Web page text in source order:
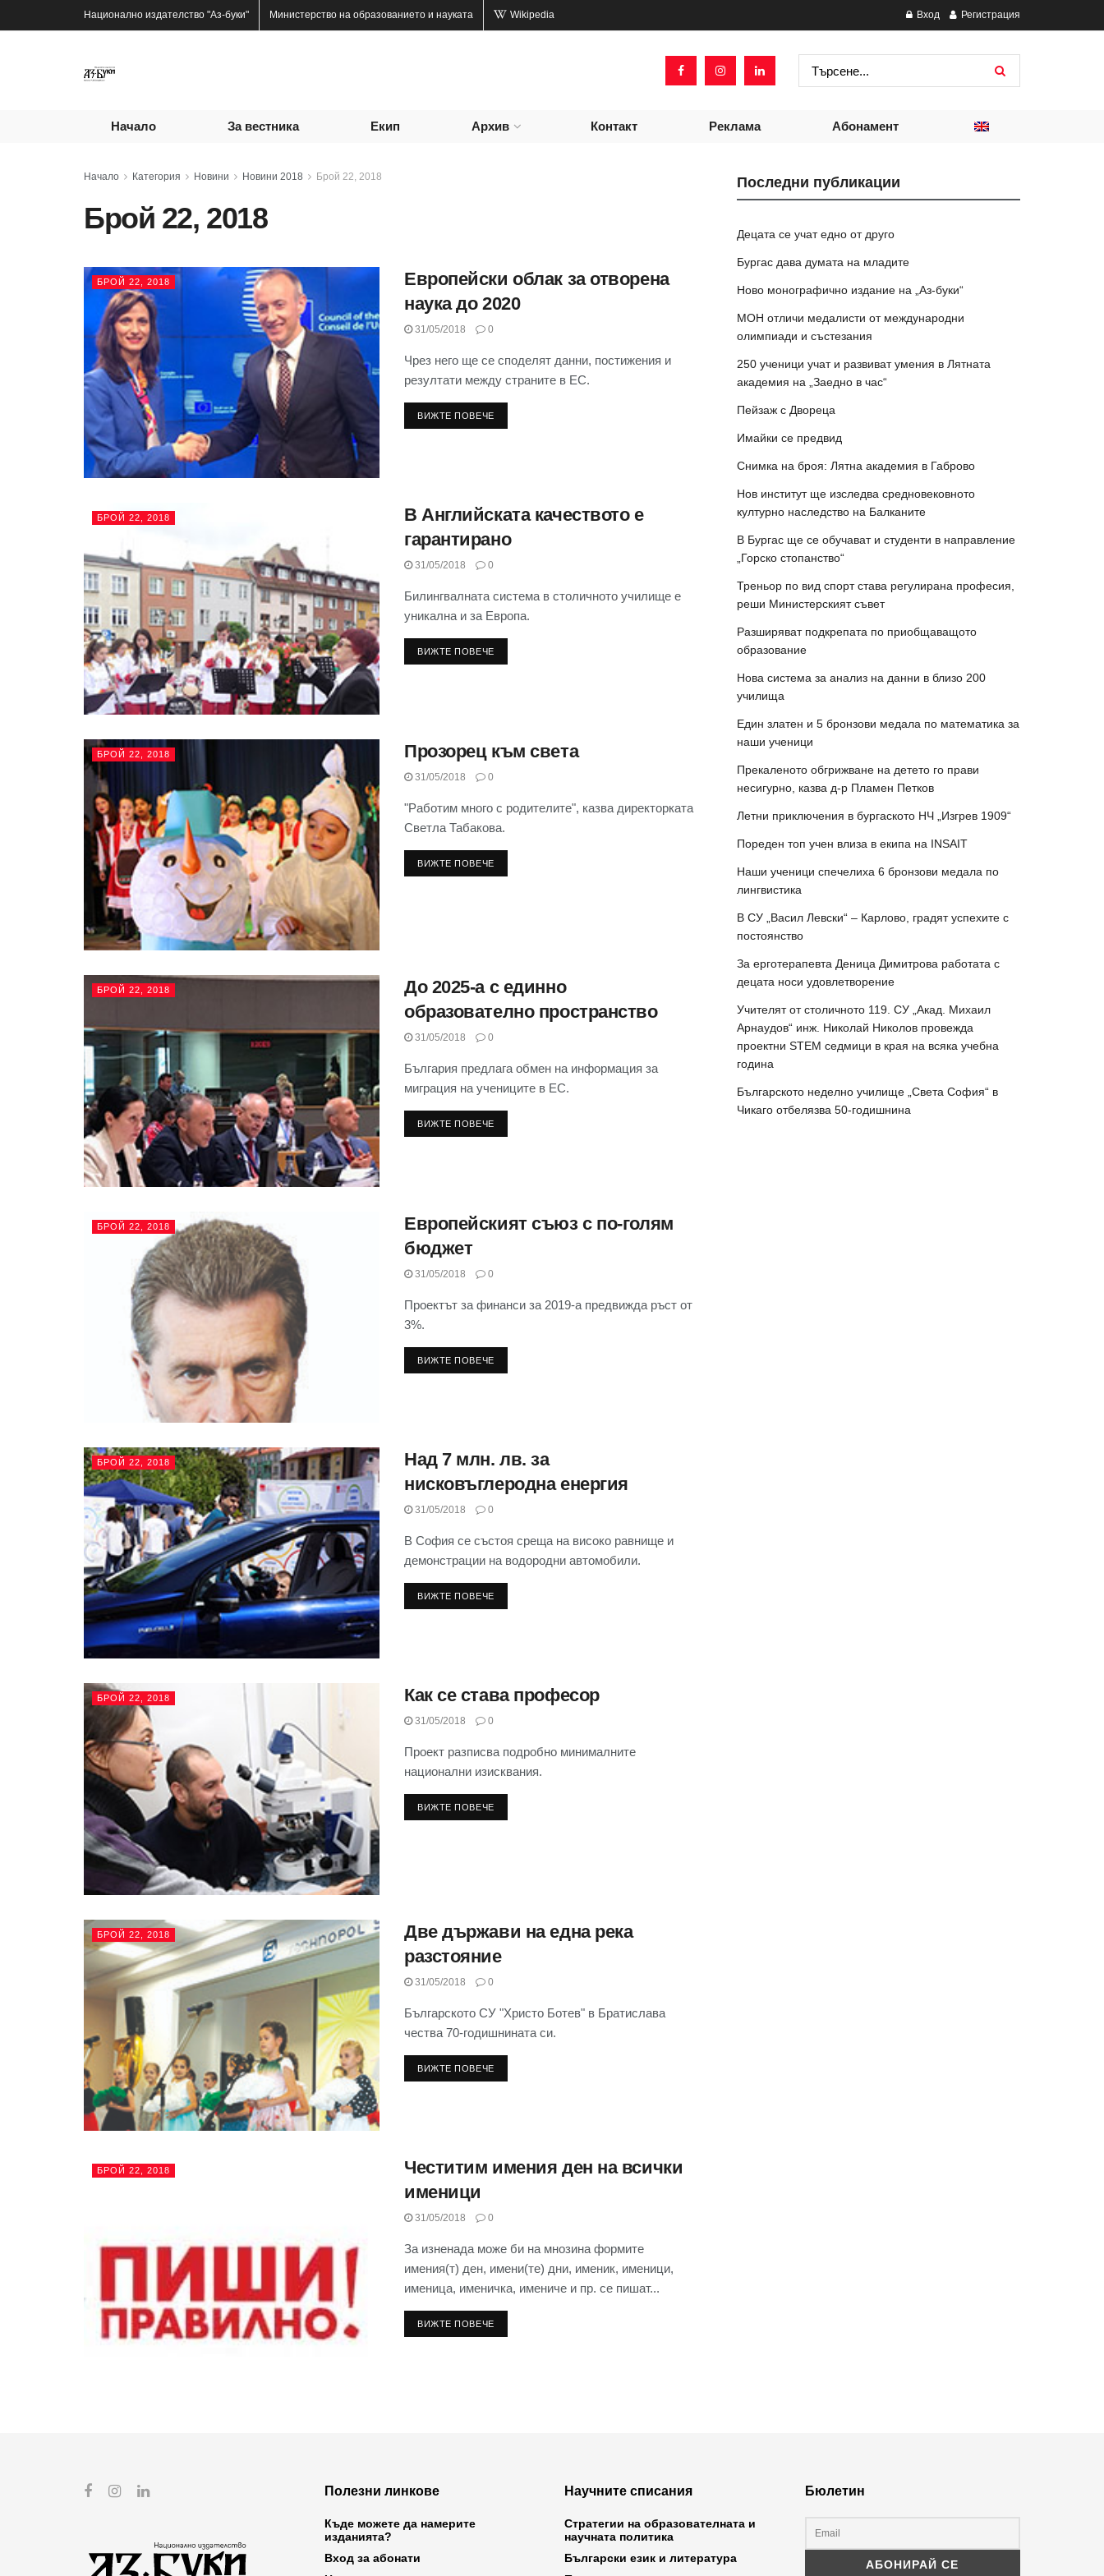
Национално издателство "Аз-буки" Министерство на образованието и науката Wikipedia Вход Регистрация
Начало За вестника Екип Архив Контакт Реклама Абонамент
Начало Категория Новини Новини 2018 Брой 22, 2018
Брой 22, 2018
БРОЙ 22, 2018
Европейски облак за отворена
наука до 2020
31/05/2018 0
Чрез него ще се споделят данни, постижения и
резултати между страните в ЕС.
ВИЖТЕ ПОВЕЧЕ
БРОЙ 22, 2018
В Английската качеството е
гарантирано
31/05/2018 0
Билингвалната система в столичното училище е
уникална и за Европа.
ВИЖТЕ ПОВЕЧЕ
БРОЙ 22, 2018 Прозорец към света
31/05/2018 0
"Работим много с родителите", казва директорката
Светла Табакова.
ВИЖТЕ ПОВЕЧЕ
БРОЙ 22, 2018
До 2025-а с единно
образователно пространство
31/05/2018 0
България предлага обмен на информация за
миграция на учениците в ЕС.
ВИЖТЕ ПОВЕЧЕ
БРОЙ 22, 2018
Европейският съюз с по-голям
бюджет
31/05/2018 0
Проектът за финанси за 2019-а предвижда ръст от
3%.
ВИЖТЕ ПОВЕЧЕ
БРОЙ 22, 2018
Над 7 млн. лв. за
нисковъглеродна енергия
31/05/2018 0
В София се състоя среща на високо равнище и
демонстрации на водородни автомобили.
ВИЖТЕ ПОВЕЧЕ
БРОЙ 22, 2018 Как се става професор
31/05/2018 0
Проект разписва подробно минималните
национални изисквания.
ВИЖТЕ ПОВЕЧЕ
БРОЙ 22, 2018
Две държави на една река
разстояние
31/05/2018 0
Българското СУ "Христо Ботев" в Братислава
чества 70-годишнината си.
ВИЖТЕ ПОВЕЧЕ
БРОЙ 22, 2018
Честитим имения ден на всички
именици
31/05/2018 0
За изненада може би на мнозина формите
имения(т) ден, имени(те) дни, именик, именици,
именица, именичка, имениче и пр. се пишат...
ВИЖТЕ ПОВЕЧЕ
Последни публикации
Децата се учат едно от друго
Бургас дава думата на младите
Ново монографично издание на „Аз-буки“
МОН отличи медалисти от международни
олимпиади и състезания
250 ученици учат и развиват умения в Лятната
академия на „Заедно в час“
Пейзаж с Двореца
Имайки се предвид
Снимка на броя: Лятна академия в Габрово
Нов институт ще изследва средновековното
културно наследство на Балканите
В Бургас ще се обучават и студенти в направление
„Горско стопанство“
Треньор по вид спорт става регулирана професия,
реши Министерският съвет
Разширяват подкрепата по приобщаващото
образование
Нова система за анализ на данни в близо 200
училища
Един златен и 5 бронзови медала по математика за
наши ученици
Прекаленото обгрижване на детето го прави
несигурно, казва д-р Пламен Петков
Летни приключения в бургаското НЧ „Изгрев 1909“
Пореден топ учен влиза в екипа на INSAIT
Наши ученици спечелиха 6 бронзови медала по
лингвистика
В СУ „Васил Левски“ – Карлово, градят успехите с
постоянство
За ерготерапевта Деница Димитрова работата с
децата носи удовлетворение
Учителят от столичното 119. СУ „Акад. Михаил
Арнаудов“ инж. Николай Николов провежда
проектни STEM седмици в края на всяка учебна
година
Българското неделно училище „Света София“ в
Чикаго отбелязва 50-годишнина
Полезни линкове
Къде можете да намерите
изданията?
Вход за абонати
Научните списания
Стратегии на образователната и
научната политика
Български език и литература
Бюлетин